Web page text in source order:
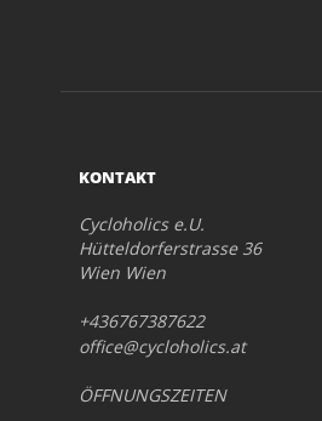
KONTAKT
Cycloholics e.U.
Hütteldorferstrasse 36
Wien Wien
+436767387622
office@cycloholics.at
ÖFFNUNGSZEITEN